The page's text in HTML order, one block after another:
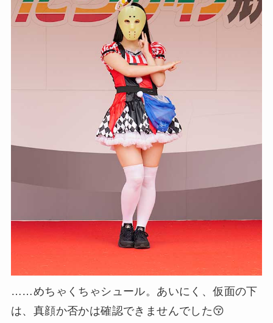
……めちゃくちゃシュール。あいにく、仮面の下
は、真顔か否かは確認できませんでした😚